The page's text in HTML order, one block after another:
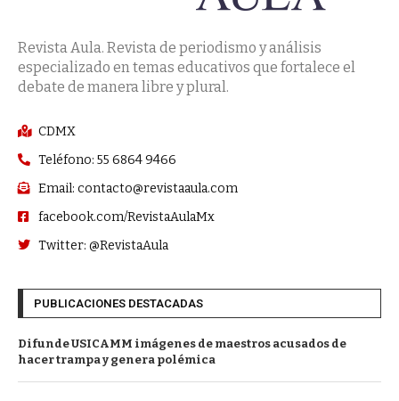
Revista Aula. Revista de periodismo y análisis
especializado en temas educativos que fortalece el
debate de manera libre y plural.
CDMX
Teléfono: 55 6864 9466
Email: contacto@revistaaula.com
facebook.com/RevistaAulaMx
Twitter: @RevistaAula
PUBLICACIONES DESTACADAS
Difunde USICAMM imágenes de maestros acusados de
hacer trampa y genera polémica